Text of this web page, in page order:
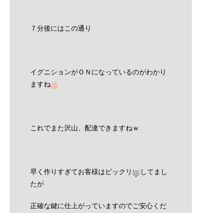
７分後にはこの通り
イグニションがＯＮになっているのがわかり
ますね
これでまた沢山、配達できますねｗ
早く作りすぎてお客様はビックリ
してまし
たが
正確な鍵に仕上がっていますのでご安心くだ